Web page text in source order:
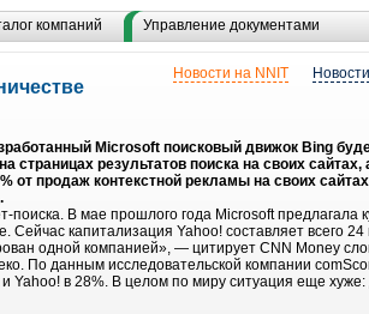
компаний Управление документами
Новости на NNIT
Microsoft поисковый движок Bing
страницах результатов поиска на своих сайтах,
от продаж контекстной рекламы на своих
поиска. В мае прошлого года Microsoft предлагала
капитализация Yahoo! составляет всего
одной компанией», — цитирует CNN Money
По данным исследовательской компании
Yahoo! в 28%. В целом по миру ситуация еще хуже: